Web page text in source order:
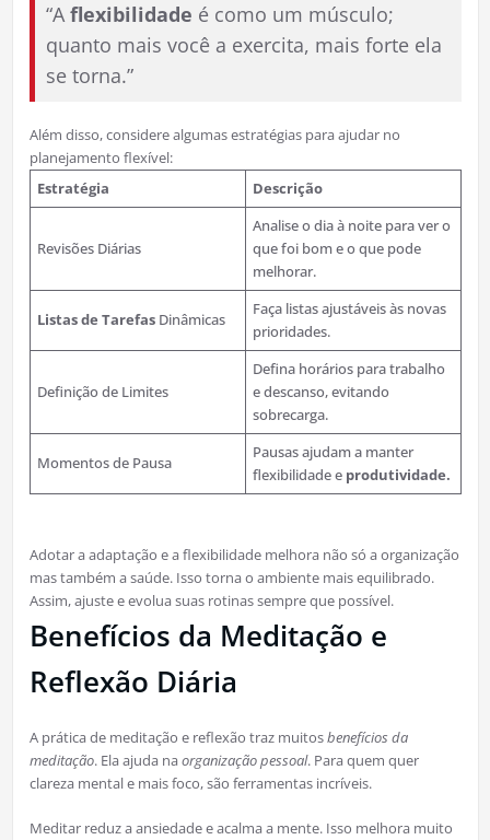
“Aflexibilidade é como um músculo;
quanto mais você a exercita, mais forte ela
se torna.”
Além disso, considere algumas estratégias para ajudar no
planejamento flexível:
Estratégia
Descrição
Revisões Diárias
Analise o dia à noite para ver o
que foi bom e o que pode
melhorar.
Listas de Tarefas Dinâmicas
Faça listas ajustáveis às novas
prioridades.
Definição de Limites
Defina horários para trabalho
e descanso, evitando
sobrecarga.
Momentos de Pausa
Pausas ajudam a manter
flexibilidade e produtividade.
Adotar a adaptação e a flexibilidade melhora não só a organização
mas também a saúde. Isso torna o ambiente mais equilibrado.
Assim, ajuste e evolua suas rotinas sempre que possível.
Benefícios da Meditação e
Reflexão Diária
A prática de meditação e reflexão traz muitosbenefícios da
meditação. Ela ajuda naorganização pessoal. Para quem quer
clareza mental e mais foco, são ferramentas incríveis.
Meditar reduz a ansiedade e acalma a mente. Isso melhora muito